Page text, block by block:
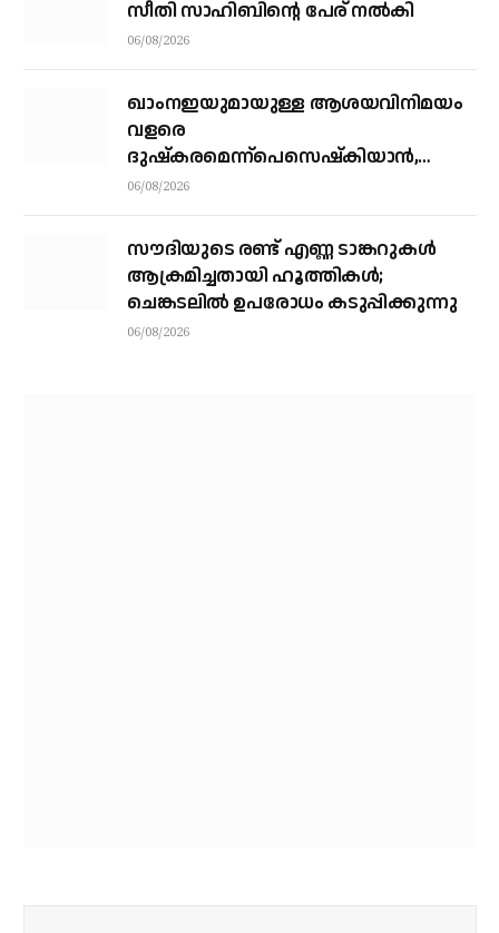
സീതി സാഹിബിന്റെ പേര് നല്‍കി
06/08/2026
ഖാംനഇയുമായുള്ള ആശയവിനിമയം
വളരെ
ദുഷ്‌കരമെന്ന്പെസെഷ്‌കിയാന്‍,
രാജിവെക്കില്ലെന്നും പ്രസിഡന്റ്
06/08/2026
സൗദിയുടെ രണ്ട് എണ്ണ ടാങ്കറുകൾ
ആക്രമിച്ചതായി ഹൂത്തികൾ;
ചെങ്കടലിൽ ഉപരോധം കടുപ്പിക്കുന്നു
06/08/2026